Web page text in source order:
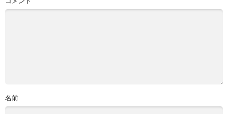
名前